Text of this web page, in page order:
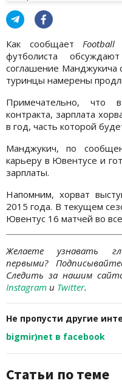
Как сообщает Football
футболиста
соглашение Манджукича
туринцы намерены
Примечательно, что
контракта, зарплата
в год, часть которой
Манджукич, по
карьеру в Ювентусе и
зарплаты.
Напомним, хорват
2015 года. В текущем
Ювентус 16 матчей во
Желаете узнавать
первыми?
Следить за нашим
Instagram и Twitter.
Не пропусти другие
bigmir)net в facebook
Статьи по теме